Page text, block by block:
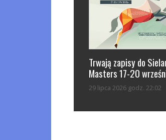
Trwają zapisy do
Masters 17-20
29 lipca 2026 godz. 22:02